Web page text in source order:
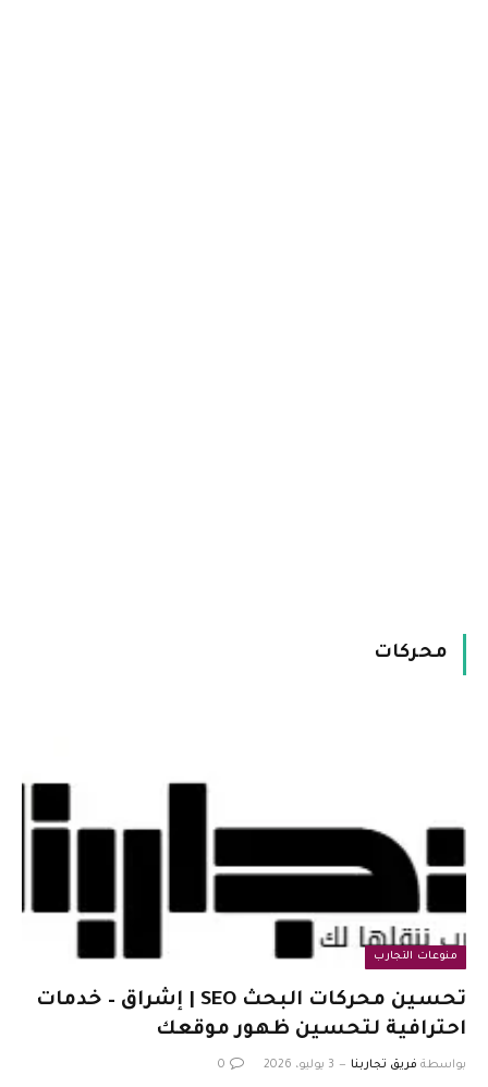
محركات
منوعات التجارب
تحسين محركات البحث SEO | إشراق – خدمات
احترافية لتحسين ظهور موقعك
بواسطة فريق تجاربنا 3 يوليو، 2026 0